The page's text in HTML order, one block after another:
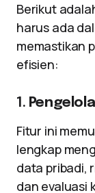
Berikut
harus ada
memastikan
efisien:
1.
Fitur ini
lengkap
data pribadi,
dan evaluasi